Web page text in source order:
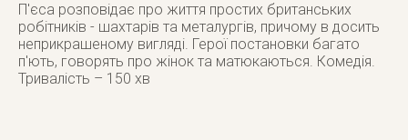
П'єса розповідає про життя простих британських
робітників - шахтарів та металургів, причому в досить
неприкрашеному вигляді. Герої постановки багато
п'ють, говорять про жінок та матюкаються. Комедія.
Тривалість – 150 хв